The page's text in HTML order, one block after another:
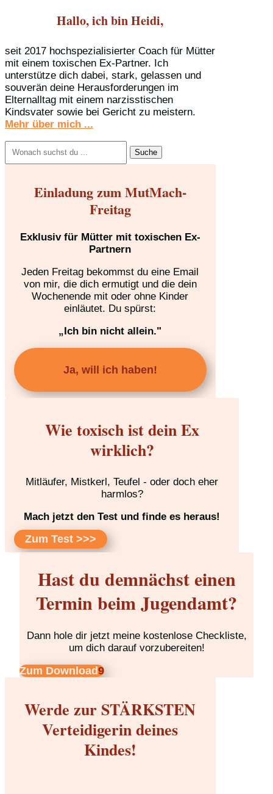
Hallo, ich bin Heidi,
seit 2017 hochspezialisierter Coach für Mütter
mit einem toxischen Ex-Partner. Ich
unterstütze dich dabei, stark, gelassen und
souverän deine Herausforderungen im
Elternalltag mit einem narzisstischen
Kindsvater sowie bei Gericht zu meistern.
Mehr über mich ...
nach:
Einladung zum MutMach-
Freitag
Exklusiv für Mütter mit toxischen Ex-
Partnern
Jeden Freitag bekommst du eine Email
von mir, die dich ermutigt und die dein
Wochenende mit oder ohne Kinder
einläutet. Du spürst:
„Ich bin nicht allein."
Ja, will ich haben!
Wie toxisch ist dein Ex
wirklich?
Mitläufer, Mistkerl, Teufel - oder doch eher
harmlos?
Mach jetzt den Test und finde es heraus!
Zum Test >>>
Hast du demnächst einen
Termin beim Jugendamt?
Dann hole dir jetzt meine kostenlose Checkliste,
um dich darauf vorzubereiten!
Zum Download
Werde zur STÄRKSTEN
Verteidigerin deines
Kindes!